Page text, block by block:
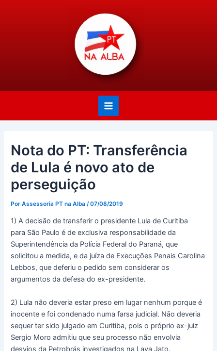
Menu
Nota do PT: Transferência
de Lula é novo ato de
perseguição
PorAssessoria PT na Alba/07/08/2019
1) A decisão de transferir o presidente Lula de Curitiba
para São Paulo é de exclusiva responsabilidade da
Superintendência da Polícia Federal do Paraná, que
solicitou a medida, e da juíza de Execuções Penais Carolina
Lebbos, que deferiu o pedido sem considerar os
argumentos da defesa do ex-presidente.
2) Lula não deveria estar preso em lugar nenhum porque é
inocente e foi condenado numa farsa judicial. Não deveria
sequer ter sido julgado em Curitiba, pois o próprio ex-juiz
Sergio Moro admitiu que seu processo não envolvia
desvios da Petrobrás investigados na Lava Jato.